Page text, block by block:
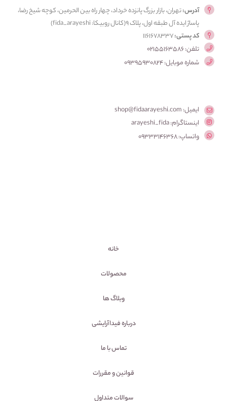
آدرس:تهران، بازار بزرگ پانزده خرداد، چهار راه بین الحرمین، کوچه شیخ رضا،
پاساژ ایده آل طبقه اول، پلاک ۹(کانال روبیکا: fida_arayeshi)
کد پستی:1161678337
تلفن: 02155163586
شماره موبایل: 09395930824
ایمیل: shop@fidaarayeshi.com
اینستاگرام: arayeshi_fida
واتساپ: 09333146368
خانه
محصولات
وبلاگ ها
درباره فیداآرایشی
تماس با ما
قوانین و مقررات
سوالات متداول